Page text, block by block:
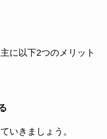
に以下2つのメリット
いきましょう。